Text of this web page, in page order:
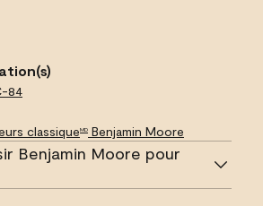
84
classiqueMD Benjamin Moore
Benjamin Moore pour